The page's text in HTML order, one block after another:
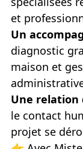
et
Un
diagnostic
maison et
Une relation
le contact
projet se